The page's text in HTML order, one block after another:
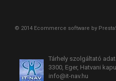
© 2014 Ecommerce software by
Tárhely szolgáltató
3300, Eger, Hatvani
info@it-nav.hu